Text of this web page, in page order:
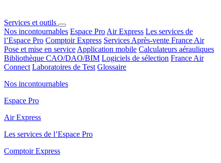
Services et outils
Nos incontournables Espace Pro Air Express Les services de
l’Espace Pro Comptoir Express Services Après-vente France Air
Pose et mise en service Application mobile Calculateurs aérauliques
Bibliothèque CAO/DAO/BIM Logiciels de sélection France Air
Connect Laboratoires de Test Glossaire
Nos incontournables
Espace Pro
Air Express
Les services de l’Espace Pro
Comptoir Express